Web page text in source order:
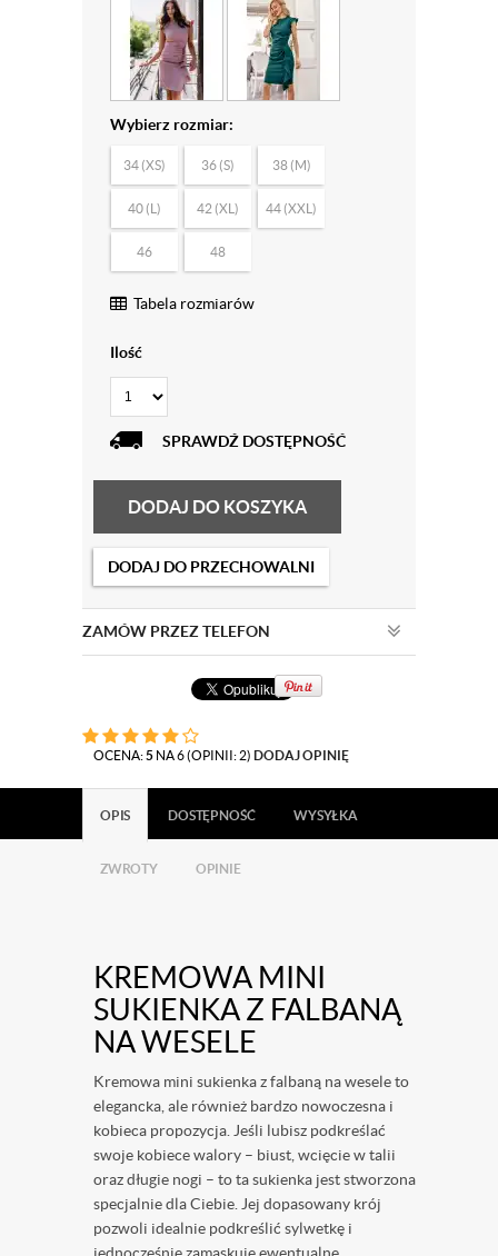
Wybierz rozmiar:
34 (XS) 36 (S) 38 (M)
40 (L) 42 (XL) 44 (XXL)
46 48
Tabela rozmiarów
Ilość
SPRAWDŹ DOSTĘPNOŚĆ
DODAJ DO KOSZYKA
DODAJ DO PRZECHOWALNI
ZAMÓW PRZEZ TELEFON
OCENA:5 NA 6 (OPINII: 2) DODAJ OPINIĘ
OPIS DOSTĘPNOŚĆ WYSYŁKA
ZWROTY OPINIE
KREMOWA MINI
SUKIENKA Z FALBANĄ
NA WESELE
Kremowa mini sukienka z falbaną na wesele to
elegancka, ale również bardzo nowoczesna i
kobieca propozycja. Jeśli lubisz podkreślać
swoje kobiece walory – biust, wcięcie w talii
oraz długie nogi – to ta sukienka jest stworzona
specjalnie dla Ciebie. Jej dopasowany krój
pozwoli idealnie podkreślić sylwetkę i